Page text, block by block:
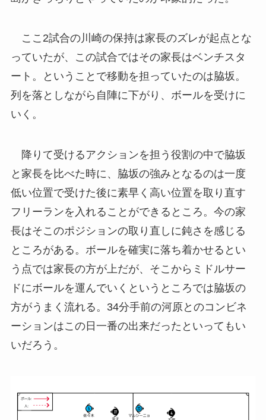
ここ2試合の川崎の保持は家長のズレが起点とな
っていたが、この試合ではその家長はベンチスタ
ート。ということで移動を担っていたのは脇坂。
列を落としながら自陣に下がり、ボールを受けに
いく。
降りて受けるアクションを担う役割の中で脇坂
と家長を比べた時に、脇坂の強みとなるのは一度
低い位置で受けた後に素早く高い位置を取り直す
フリーランを入れることができるところ。今の家
長はそこのポジションの取り直しに鈍さを感じる
ところがある。ボールを確実に落ち着かせるとい
う点では家長の方が上だが、そこからミドルサー
ドにボールを運んでいくというところでは脇坂の
方がうまく流れる。34分手前の河原とのコンビネ
ーションはこの日一番の出来だったといってもい
いだろう。